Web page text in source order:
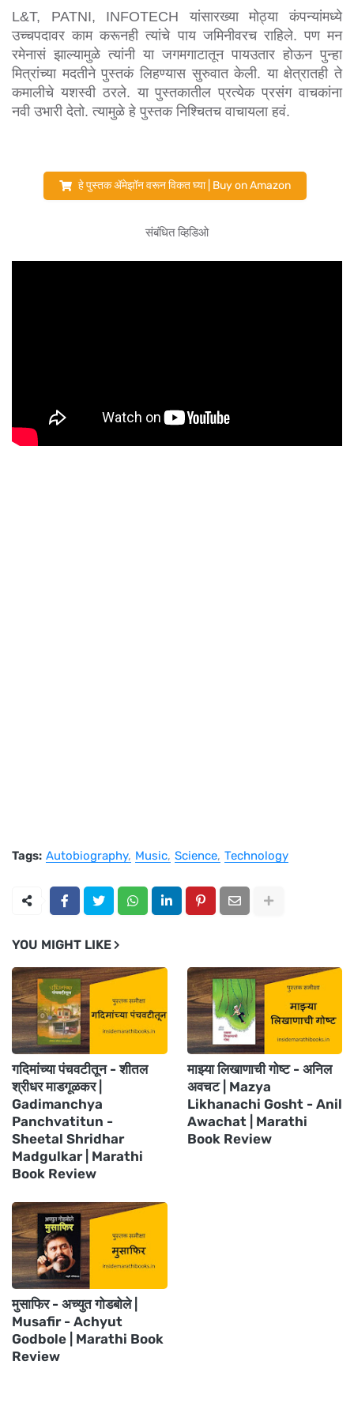
L&T, PATNI, INFOTECH यांसारख्या मोठ्या कंपन्यांमध्ये
उच्चपदावर काम करूनही त्यांचे पाय जमिनीवरच राहिले. पण मन
रमेनासं झाल्यामुळे त्यांनी या जगमगाटातून पायउतार होऊन पुन्हा
मित्रांच्या मदतीने पुस्तकं लिहण्यास सुरुवात केली. या क्षेत्रातही ते
कमालीचे यशस्वी ठरले. या पुस्तकातील प्रत्येक प्रसंग वाचकांना
नवी उभारी देतो. त्यामुळे हे पुस्तक निश्चितच वाचायला हवं.
हे पुस्तक ॲमेझॉन वरून विकत घ्या | Buy on Amazon
संबंधित व्हिडिओ
Tags: Autobiography Music Science Technology
YOU MIGHT LIKE
गदिमांच्या पंचवटीतून - शीतल
श्रीधर माडगूळकर |
Gadimanchya
Panchvatitun -
Sheetal Shridhar
Madgulkar | Marathi
Book Review
माझ्या लिखाणाची गोष्ट - अनिल
अवचट | Mazya
Likhanachi Gosht - Anil
Awachat | Marathi
Book Review
मुसाफिर - अच्युत गोडबोले |
Musafir - Achyut
Godbole | Marathi Book
Review